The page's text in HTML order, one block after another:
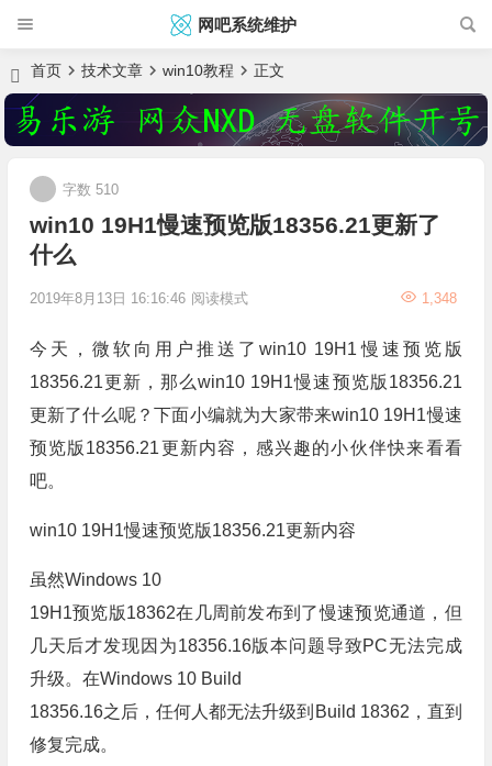
网吧系统维护
首页 技术文章 win10教程 正文
win10 19H1慢速预览版18356.21更新了
什么
2019年8月13日 16:16:46 1,348
字数 510
阅读模式
今天，微软向用户推送了win10 19H1慢速预览版
18356.21更新，那么win10 19H1慢速预览版18356.21
更新了什么呢？下面小编就为大家带来win10 19H1慢速
预览版18356.21更新内容，感兴趣的小伙伴快来看看
吧。
win10 19H1慢速预览版18356.21更新内容
虽然Windows 10
19H1预览版18362在几周前发布到了慢速预览通道，但
几天后才发现因为18356.16版本问题导致PC无法完成
升级。在Windows 10 Build
18356.16之后，任何人都无法升级到Build 18362，直到
修复完成。